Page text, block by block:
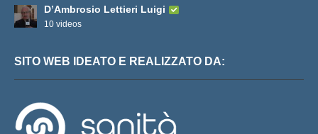
D’Ambrosio Lettieri Luigi
10 videos
SITO WEB IDEATO E REALIZZATO DA: